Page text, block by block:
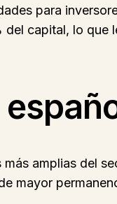
para
del capital, lo que
amplias del
mayor